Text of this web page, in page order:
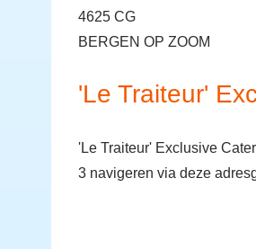
4625 CG
BERGEN OP ZOOM
'Le Traiteur'
'Le Traiteur' Exclusive
3 navigeren via deze